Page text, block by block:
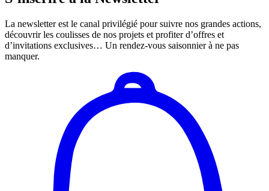
La newsletter est le canal privilégié pour suivre nos grandes actions,
découvrir les coulisses de nos projets et profiter d’offres et
d’invitations exclusives… Un rendez-vous saisonnier à ne pas
manquer.